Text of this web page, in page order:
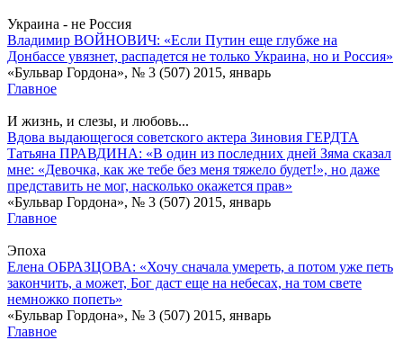
Украина - не Россия
Владимир ВОЙНОВИЧ: «Если Путин еще глубже на
Донбассе увязнет, распадется не только Украина, но и Россия»
«Бульвар Гордона», № 3 (507) 2015, январь
Главное
И жизнь, и слезы, и любовь...
Вдова выдающегося советского актера Зиновия ГЕРДТА
Татьяна ПРАВДИНА: «В один из последних дней Зяма сказал
мне: «Девочка, как же тебе без меня тяжело будет!», но даже
представить не мог, насколько окажется прав»
«Бульвар Гордона», № 3 (507) 2015, январь
Главное
Эпоха
Елена ОБРАЗЦОВА: «Хочу сначала умереть, а потом уже петь
закончить, а может, Бог даст еще на небесах, на том свете
немножко попеть»
«Бульвар Гордона», № 3 (507) 2015, январь
Главное